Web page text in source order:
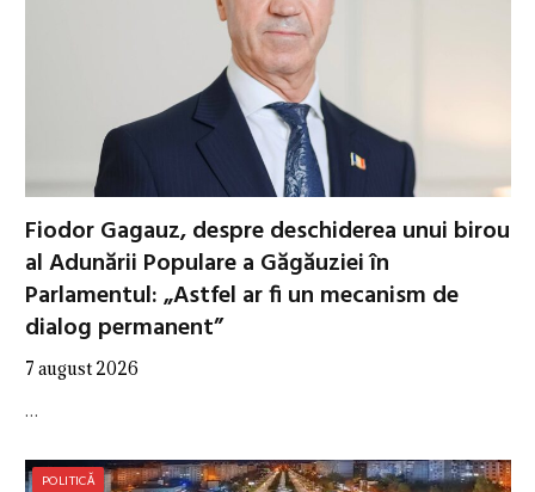
Fiodor Gagauz, despre deschiderea unui birou
al Adunării Populare a Găgăuziei în
Parlamentul: „Astfel ar fi un mecanism de
dialog permanent”
7 august 2026
…
POLITICĂ